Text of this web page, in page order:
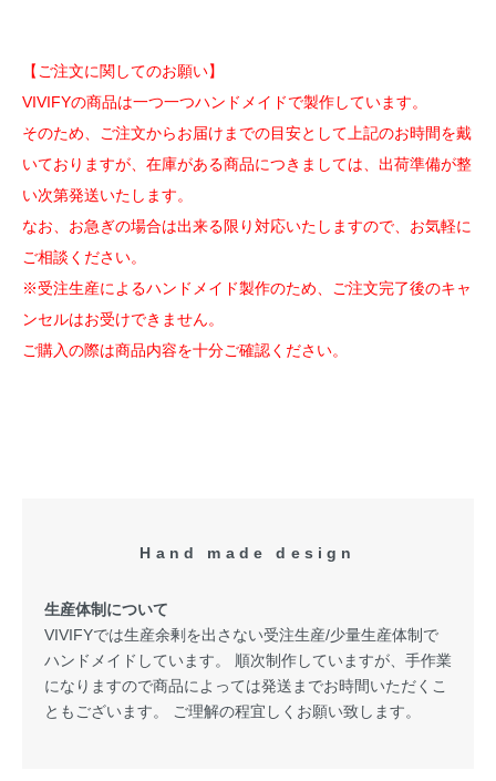
【ご注文に関してのお願い】
VIVIFYの商品は一つ一つハンドメイドで製作しています。
そのため、ご注文からお届けまでの目安として上記のお時間を戴
いておりますが、在庫がある商品につきましては、出荷準備が整
い次第発送いたします。
なお、お急ぎの場合は出来る限り対応いたしますので、お気軽に
ご相談ください。
※受注生産によるハンドメイド製作のため、ご注文完了後のキャ
ンセルはお受けできません。
ご購入の際は商品内容を十分ご確認ください。
Hand made design
生産体制について
VIVIFYでは生産余剰を出さない受注生産/少量生産体制で
ハンドメイドしています。 順次制作していますが、手作業
になりますので商品によっては発送までお時間いただくこ
ともございます。 ご理解の程宜しくお願い致します。